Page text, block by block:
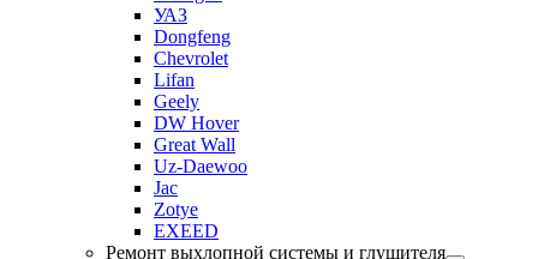
УАЗ
Dongfeng
Chevrolet
Lifan
Geely
DW Hover
Great Wall
Uz-Daewoo
Jac
Zotye
EXEED
Ремонт выхлопной системы и глушителя